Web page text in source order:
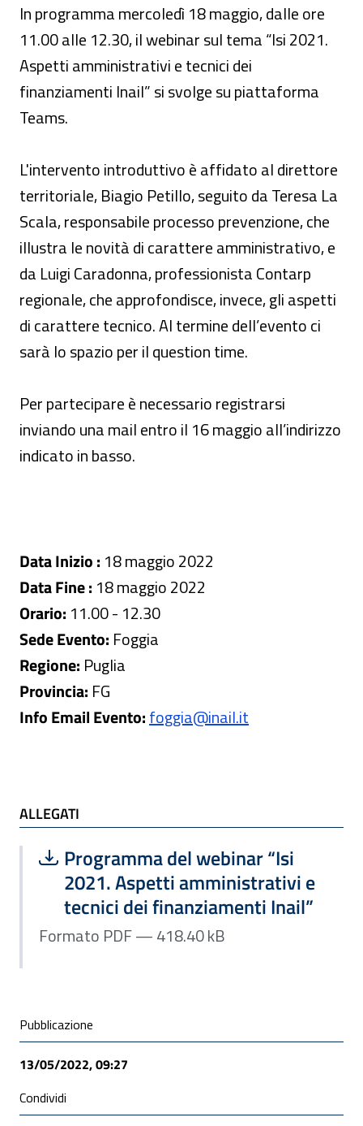
In programma mercoledì 18 maggio, dalle ore
11.00 alle 12.30, il webinar sul tema “Isi 2021.
Aspetti amministrativi e tecnici dei
finanziamenti Inail” si svolge su piattaforma
Teams.
L'intervento introduttivo è affidato al direttore
territoriale, Biagio Petillo, seguito da Teresa La
Scala, responsabile processo prevenzione, che
illustra le novità di carattere amministrativo, e
da Luigi Caradonna, professionista Contarp
regionale, che approfondisce, invece, gli aspetti
di carattere tecnico. Al termine dell’evento ci
sarà lo spazio per il question time.
Per partecipare è necessario registrarsi
inviando una mail entro il 16 maggio all’indirizzo
indicato in basso.
Data Inizio : 18 maggio 2022
Data Fine : 18 maggio 2022
Orario: 11.00 - 12.30
Sede Evento: Foggia
Regione: Puglia
Provincia: FG
Info Email Evento:foggia@inail.it
ALLEGATI
ALLEGATI
Scarica file:
Programma del webinar “Isi
2021. Aspetti amministrativi e
tecnici dei finanziamenti Inail”
Formato PDF — Dimensione 418.40 kB
Formato PDF — 418.40 kB
Condivisione social
Pubblicazione
13/05/2022, 09:27
Condividi